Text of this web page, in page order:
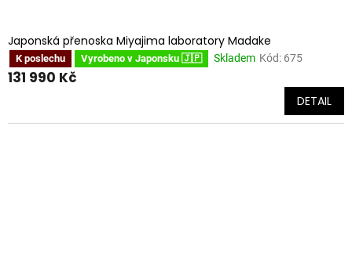
Japonská přenoska Miyajima laboratory Madake
K poslechu Vyrobeno v Japonsku 🇯🇵 Skladem Kód: 675
131 990 Kč
DETAIL